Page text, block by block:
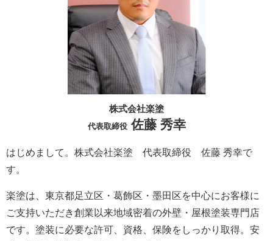
株式会社楽塗
代表取締役佐藤 秀幸
はじめまして。株式会社楽塗 代表取締役 佐藤 秀幸で
す。
楽塗は、東京都足立区・葛飾区・墨田区を中心にお客様に
ご支持いただき創業以来地域密着の外壁・屋根塗装専門店
です。塗装に必要な許可、資格、保険をしっかり取得。安